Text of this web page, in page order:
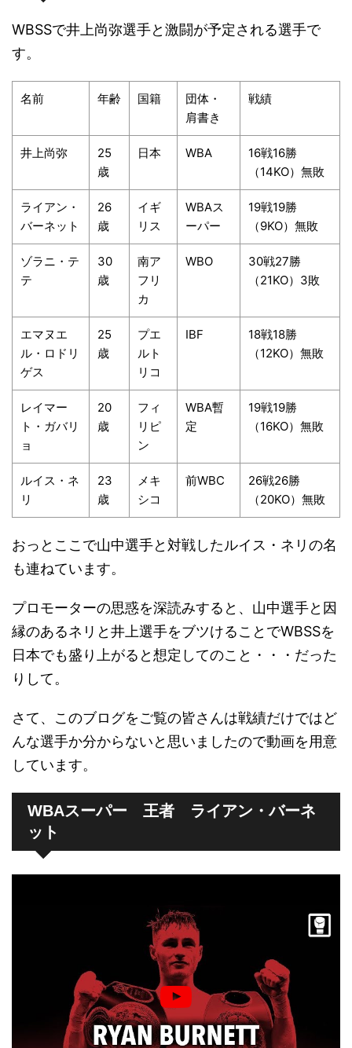
WBSSで井上尚弥選手と激闘が予定される選手で
す。
名前 年齢 国籍
団体・
肩書き
戦績
井上尚弥
25
歳
日本 WBA
16戦16勝
（14KO）無敗
ライアン・
バーネット
26
歳
イギ
リス
WBAス
ーパー
19戦19勝
（9KO）無敗
ゾラニ・テ
テ
30
歳
南ア
フリ
カ
WBO
30戦27勝
（21KO）3敗
エマヌエ
ル・ロドリ
ゲス
25
歳
プエ
ルト
リコ
IBF
18戦18勝
（12KO）無敗
レイマー
ト・ガバリ
ョ
20
歳
フィ
リピ
ン
WBA暫
定
19戦19勝
（16KO）無敗
ルイス・ネ
リ
23
歳
メキ
シコ
前WBC
26戦26勝
（20KO）無敗
おっとここで山中選手と対戦したルイス・ネリの名
も連ねています。
プロモーターの思惑を深読みすると、山中選手と因
縁のあるネリと井上選手をブツけることでWBSSを
日本でも盛り上がると想定してのこと・・・だった
りして。
さて、このブログをご覧の皆さんは戦績だけではど
んな選手か分からないと思いましたので動画を用意
しています。
WBAスーパー 王者 ライアン・バーネ
ット